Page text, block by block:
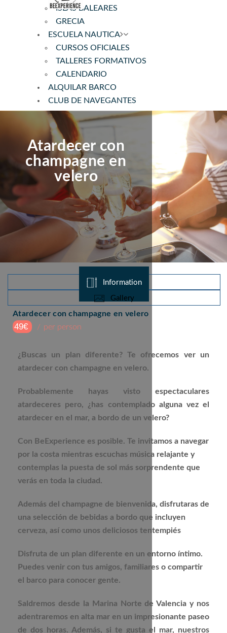
ISLAS BALEARES
GRECIA
ESCUELA NAUTICA
CURSOS OFICIALES
TALLERES FORMATIVOS
CALENDARIO
ALQUILAR BARCO
CLUB DE NAVEGANTES
REGISTRO BARCO
Atardecer con
champagne en
velero
Information
Gallery
Atardecer con champagne en velero
49€ per person
¿Buscas un plan diferente? Te ofrecemos ver un
atardecer con champagne en velero.
Probablemente hayas visto espectaculares
atardeceres pero, ¿has contemplado alguna vez el
atardecer en el mar, a bordo de un velero?
Con BeExperience es posible. Te invitamos a navegar
por la costa mientras escuchas música relajante y
contemplas la puesta de sol más sorprendente que
verás en toda la ciudad.
Además del champagne de bienvenida, disfrutaras de
una selección de bebidas a bordo que incluyen
cerveza, así como unos deliciosos tentempiés
Disfruta de un plan diferente en un entorno íntimo.
Puedes venir con tus amigos, familiares o compartir
el barco para conocer gente.
Saldremos desde la Marina Norte de Valencia y nos
adentraremos en alta mar en un impresionante paseo
de dos horas. Además, si te gusta el mar, nuestros